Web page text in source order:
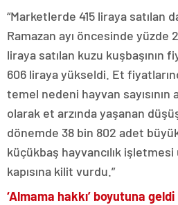
“Marketlerde 415 liraya satılan
Ramazan ayı öncesinde yüzde
liraya satılan kuzu kuşbaşının
606 liraya yükseldi. Et
temel nedeni hayvan sayısının
olarak et arzında yaşanan
dönemde 38 bin 802 adet
küçükbaş hayvancılık
kapısına kilit vurdu.”
‘Almama hakkı’ boyutuna geldi